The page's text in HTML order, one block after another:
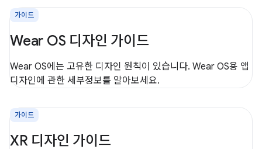
가이드
Wear OS 디자인 가이드
Wear OS에는 고유한 디자인 원칙이 있습니다. Wear OS용 앱
디자인에 관한 세부정보를 알아보세요.
가이드
XR 디자인 가이드